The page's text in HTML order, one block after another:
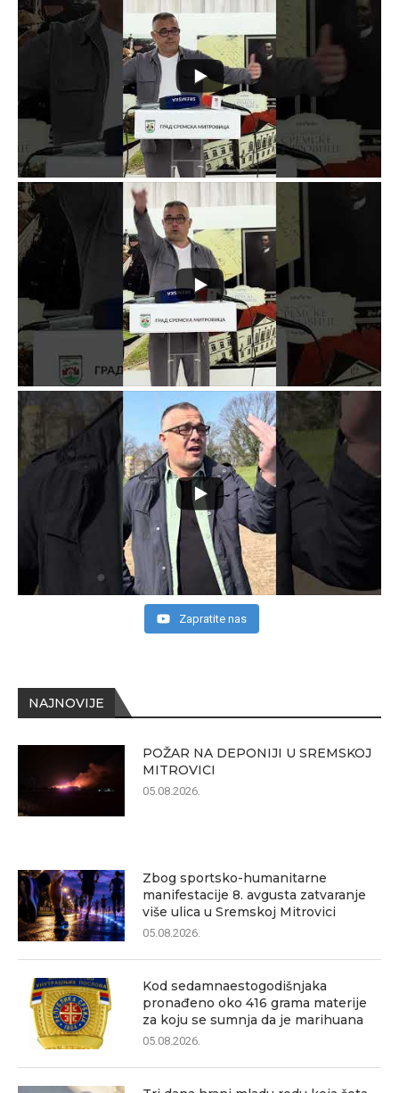
NAJNOVIJE
POŽAR NA DEPONIJI U SREMSKOJ
MITROVICI
05.08.2026.
Zbog sportsko-humanitarne
manifestacije 8. avgusta zatvaranje
više ulica u Sremskoj Mitrovici
05.08.2026.
Kod sedamnaestogodišnjaka
pronađeno oko 416 grama materije
za koju se sumnja da je marihuana
05.08.2026.
Zapratite nas